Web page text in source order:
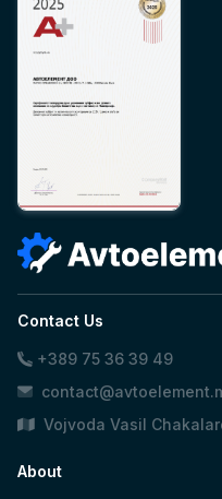
Contact Us
+389 75 36 39 49
Vojvoda Vasil
About